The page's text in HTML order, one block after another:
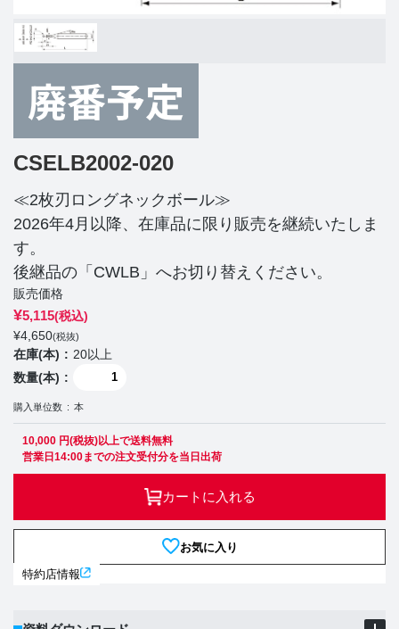
CSELB2002-020
≪2枚刃ロングネックボール≫
2026年4月以降、在庫品に限り販売を継続いたしま
す。
後継品の「CWLB」へお切り替えください。
販売価格
¥5,115(税込)
¥4,650(税抜)
在庫(本)
20以上
数量(本)
購入単位数 本
10,000 円(税抜)以上で送料無料
営業日14:00までの注文受付分を当日出荷
カートに入れる
お気に入り
特約店情報